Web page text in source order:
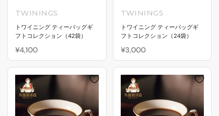
TWININGS
トワイニング ティーバッグギ
フトコレクション（42袋）
¥4,100
TWININGS
トワイニング ティーバッグギ
フトコレクション（24袋）
¥3,000